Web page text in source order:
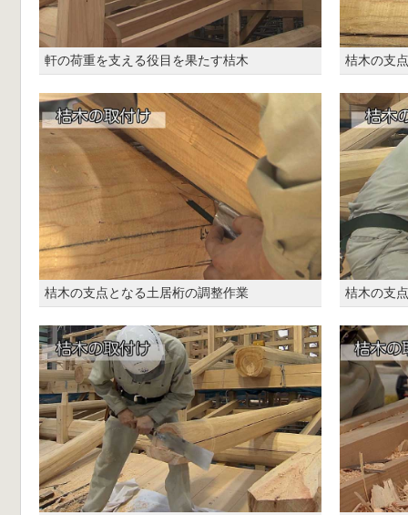
軒の荷重を支える役目を果たす桔木 桔木の支
桔木の支点となる土居桁の調整作業 桔木の支